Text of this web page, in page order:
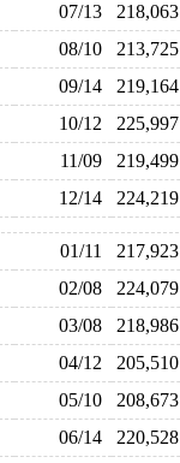
07/13
08/10
09/14
10/12
11/09
12/14
01/11
02/08
03/08
04/12
05/10
06/14